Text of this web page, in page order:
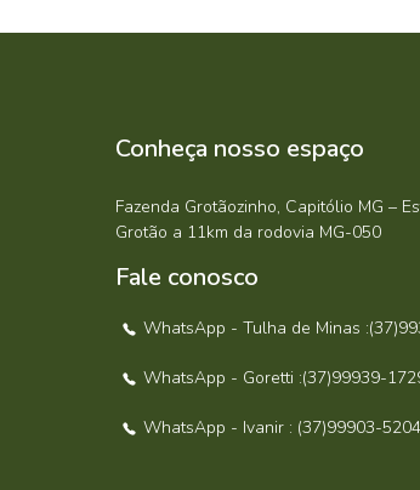
Conheça nosso espaço
Fazenda Grotãozinho, Capitólio MG –
Grotão a 11km da rodovia MG-050
Fale conosco
WhatsApp - Tulha de Minas
WhatsApp - Goretti :(37)99939-
WhatsApp - Ivanir : (37)99903-5204